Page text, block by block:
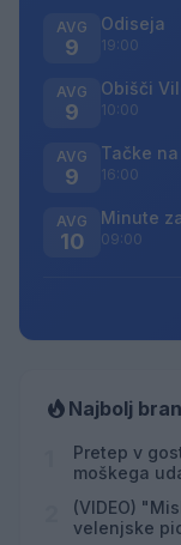
AVG
9
Odiseja
19:00
AVG
9
Obišči
10:00
AVG
9
Tačke
16:00
AVG
10
Minute
09:00
Najbolj
Pretep v
moškega
(VIDEO)
velenjske